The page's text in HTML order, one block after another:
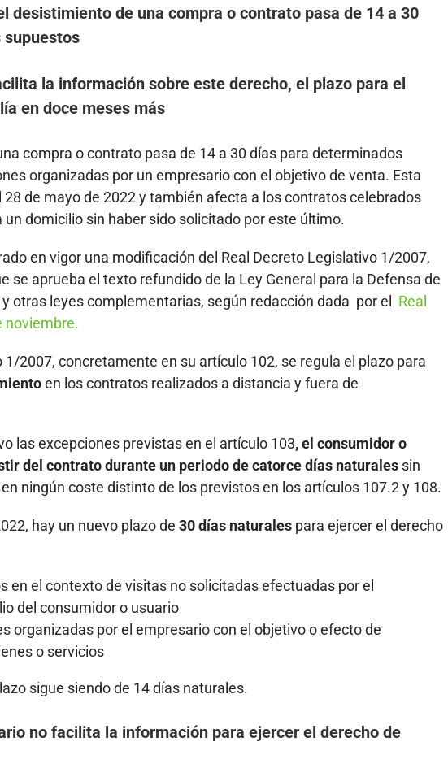
desistimiento de una compra o contrato pasa de 14 a 30
supuestos
la información sobre este derecho, el plazo para el
en doce meses más
compra o contrato pasa de 14 a 30 días para determinados
organizadas por un empresario con el objetivo de venta. Esta
de mayo de 2022 y también afecta a los contratos celebrados
domicilio sin haber sido solicitado por este último.
en vigor una modificación del Real Decreto Legislativo 1/2007,
se aprueba el texto refundido de la Ley General para la Defensa de
otras leyes complementarias, según redacción dada por el Real
noviembre.
1/2007, concretamente en su artículo 102, se regula el plazo para
en los contratos realizados a distancia y fuera de
las excepciones previstas en el artículo 103, el consumidor o
del contrato durante un periodo de catorce días naturales sin
ningún coste distinto de los previstos en los artículos 107.2 y 108.
hay un nuevo plazo de 30 días naturales para ejercer el derecho
en el contexto de visitas no solicitadas efectuadas por el
del consumidor o usuario
organizadas por el empresario con el objetivo o efecto de
o servicios
sigue siendo de 14 días naturales.
no facilita la información para ejercer el derecho de